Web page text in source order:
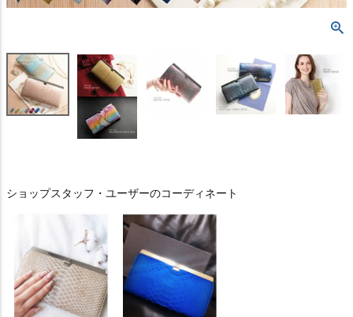
ショップスタッフ・ユーザーのコーディネート